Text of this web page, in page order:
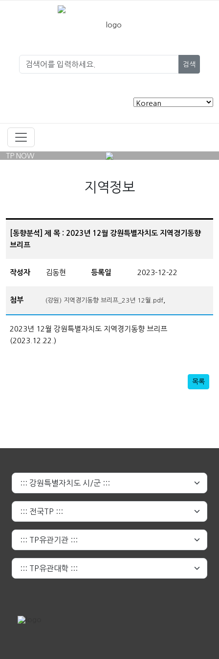
검색
TP NOW
지역정보
[동향분석] 제 목 : 2023년 12월 강원특별자치도 지역경기동향
브리프
작성자 김동현 등록일 2023-12-22
첨부 (강원) 지역경기동향 브리프_23년 12월.pdf
2023년 12월 강원특별자치도 지역경기동향 브리프
(2023.12.22.)
목록